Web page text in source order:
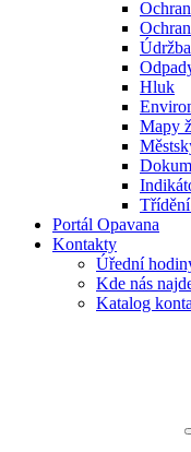
Hluk
Mapy
Portál Opavana
Kontakty
Úřední
Kde nás
Katalog